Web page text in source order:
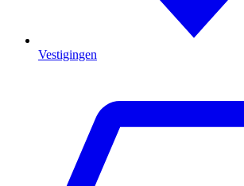
Vestigingen